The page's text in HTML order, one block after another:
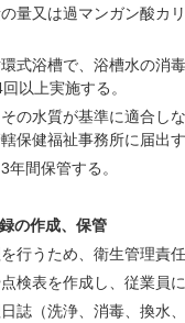
量又は過マンガン酸カ
槽で、浴槽水の消毒
以上実施する。
の水質が基準に適合し
保健福祉事務所に届出す
間保管する。
の作成、保管
行うため、衛生管理責任
検表を作成し、従業員に
誌（洗浄、消毒、換水